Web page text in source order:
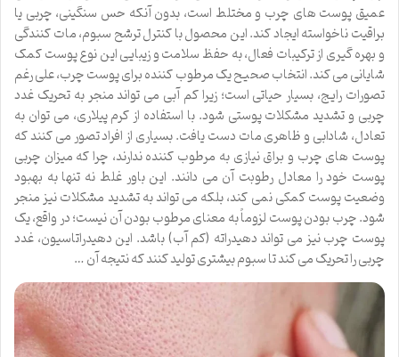
عمیق پوست های چرب و مختلط است، بدون آنکه حس سنگینی، چربی یا
براقیت ناخواسته ایجاد کند. این محصول با کنترل ترشح سبوم، مات کنندگی
و بهره گیری از ترکیبات فعال، به حفظ سلامت و زیبایی این نوع پوست کمک
شایانی می کند. انتخاب صحیح یک مرطوب کننده برای پوست چرب، علی رغم
تصورات رایج، بسیار حیاتی است؛ زیرا کم آبی می تواند منجر به تحریک غدد
چربی و تشدید مشکلات پوستی شود. با استفاده از کرم پیلاری، می توان به
تعادل، شادابی و ظاهری مات دست یافت. بسیاری از افراد تصور می کنند که
پوست های چرب و براق نیازی به مرطوب کننده ندارند، چرا که میزان چربی
پوست خود را معادل رطوبت آن می دانند. این باور غلط نه تنها به بهبود
وضعیت پوست کمکی نمی کند، بلکه می تواند به تشدید مشکلات نیز منجر
شود. چرب بودن پوست لزوماً به معنای مرطوب بودن آن نیست؛ در واقع، یک
پوست چرب نیز می تواند دهیدراته (کم آب) باشد. این دهیدراتاسیون، غدد
چربی را تحریک می کند تا سبوم بیشتری تولید کنند که نتیجه آن …